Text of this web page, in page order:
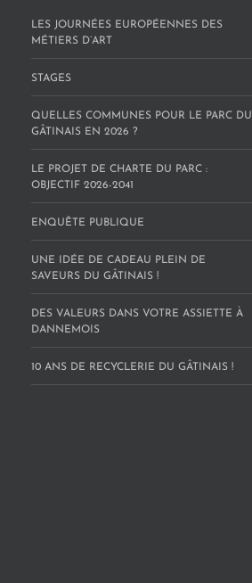
LES JOURNÉES EUROPÉENNES DES
MÉTIERS D’ART
STAGES
QUELLES COMMUNES POUR LE PARC DU
GÂTINAIS EN 2026 ?
LE PROJET DE CHARTE DU PARC :
OBJECTIF 2026-2041
ENQUÊTE PUBLIQUE
UNE IDÉE DE CADEAU PLEIN DE
SAVEURS DU GÂTINAIS !
DES VALEURS DANS VOTRE ASSIETTE À
DANNEMOIS
10 ANS DE RECYCLERIE DU GÂTINAIS !